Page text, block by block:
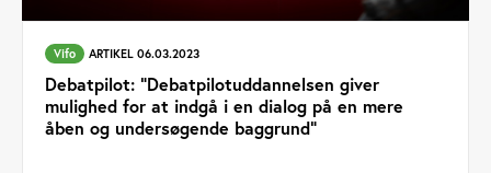
Vifo ARTIKEL 06.03.2023
Debatpilot: ”Debatpilotuddannelsen giver
mulighed for at indgå i en dialog på en mere
åben og undersøgende baggrund”